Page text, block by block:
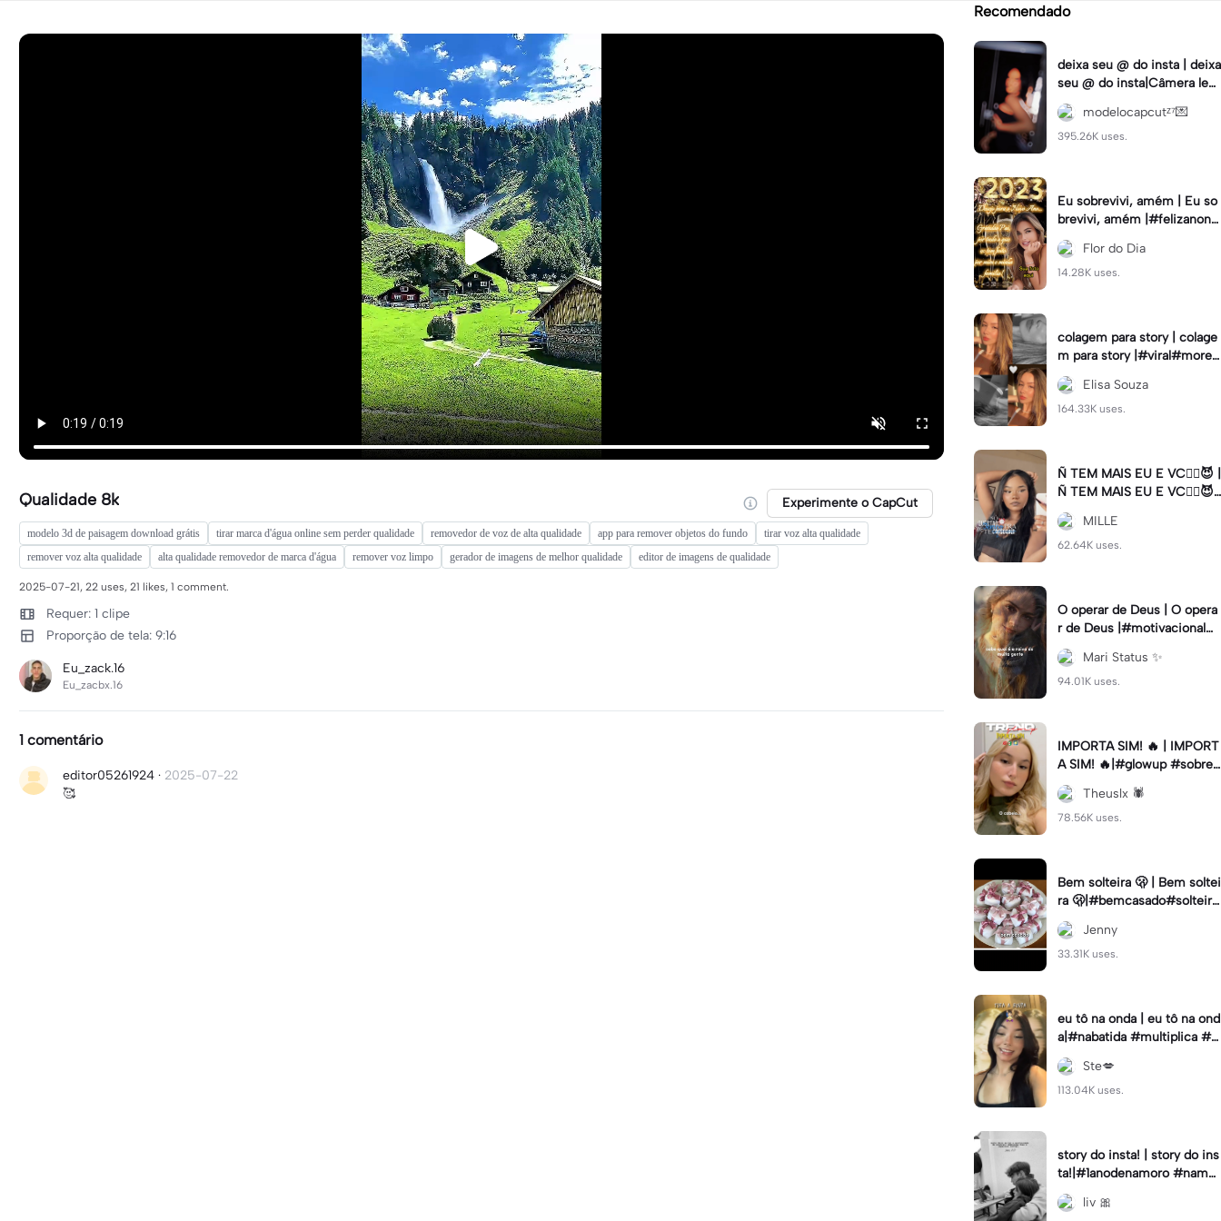
Qualidade 8k Experimente o CapCut
modelo 3d de paisagem download grátis tirar marca d'água online sem perder qualidade removedor de voz de alta qualidade app para remover objetos do fundo
tirar voz alta qualidade
remover voz alta qualidade
alta qualidade removedor de marca d'água remover voz limpo gerador de imagens de melhor qualidade editor de imagens de qualidade
2025-07-21, 22 uses, 21 likes, 1 comment.
Requer: 1 clipe
Proporção de tela: 9:16
Eu_zack.16
Eu_zacbx.16
1 comentário
editor05261924 · 2025-07-22
🥰
Recomendado
deixa seu @ do insta | deixa
seu @ do insta|Câmera lent
a #fyp #viral #trend #fyp
ツ⁠
modelocapcutᶻ⁷💌
395.26K uses.
Eu sobrevivi, amém | Eu so
brevivi, amém |#felizanono
#feliz2023
Flor do Dia
14.28K uses.
colagem para story | colage
m para story |#viral#moren
a#instastory#colagemdefo
tos#instaElisa Souza
164.33K uses.
Ñ TEM MAIS EU E VC😮‍💨😈 |
Ñ TEM MAIS EU E VC😮‍💨😈|
#naotemmaiseuevc #letras
dinamica #slow
MILLE
62.64K uses.
O operar de Deus | O opera
r de Deus |#motivacional#
deus#cristao#fe#viral
Mari Status ✨️
94.01K uses.
IMPORTA SIM! 🔥 | IMPORT
A SIM! 🔥|#glowup #sobre
mim #viralcut #importasi
m ✨ Theuslx 🕷️
78.56K uses.
Bem solteira 🫢 | Bem soltei
ra 🫢|#bemcasado#solteira
#trendtiktok#i5#viral
Jenny
33.31K uses.
eu tô na onda | eu tô na ond
a|#nabatida #multiplica #e
feitos #efeitoscapcut #vira
lcut
Ste💋
113.04K uses.
story do insta! | story do ins
ta!|#1anodenamoro #namor
o #storynamorados
liv 🎀